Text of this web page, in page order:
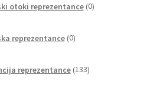
otoki reprezentance 0izdelkov
reprezentance 0izdelkov
reprezentance 133izdelkov